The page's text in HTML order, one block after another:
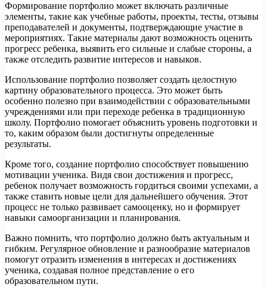
Формирование портфолио может включать различные
элементы, такие как учебные работы, проекты, тесты, отзывы
преподавателей и документы, подтверждающие участие в
мероприятиях. Такие материалы дают возможность оценить
прогресс ребенка, выявить его сильные и слабые стороны, а
также отследить развитие интересов и навыков.
Использование портфолио позволяет создать целостную
картину образовательного процесса. Это может быть
особенно полезно при взаимодействии с образовательными
учреждениями или при переходе ребенка в традиционную
школу. Портфолио помогает объяснить уровень подготовки и
то, каким образом были достигнуты определенные
результаты.
Кроме того, создание портфолио способствует повышению
мотивации ученика. Видя свои достижения и прогресс,
ребенок получает возможность гордиться своими успехами, а
также ставить новые цели для дальнейшего обучения. Этот
процесс не только развивает самооценку, но и формирует
навыки самоорганизации и планирования.
Важно помнить, что портфолио должно быть актуальным и
гибким. Регулярное обновление и разнообразие материалов
помогут отразить изменения в интересах и достижениях
ученика, создавая полное представление о его
образовательном пути.